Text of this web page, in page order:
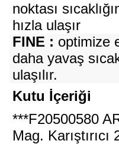
noktası
hızla ulaşır
FINE : optimize
daha yavaş
ulaşılır.
Kutu İçeriği
***F20500580
Mag.